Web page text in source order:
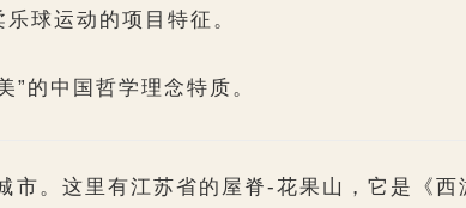
球运动的项目特征。
的中国哲学理念特质。
。这里有江苏省的屋脊-花果山，它是《西